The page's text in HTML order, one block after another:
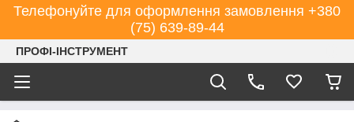
Телефонуйте для оформлення замовлення +380
(75) 639-89-44
ПРОФІ-ІНСТРУМЕНТ